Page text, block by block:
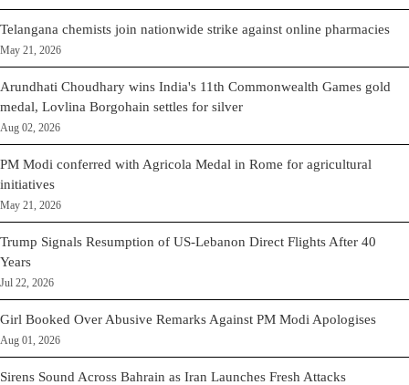
Telangana chemists join nationwide strike against online pharmacies
May 21, 2026
Arundhati Choudhary wins India's 11th Commonwealth Games gold
medal, Lovlina Borgohain settles for silver
Aug 02, 2026
PM Modi conferred with Agricola Medal in Rome for agricultural
initiatives
May 21, 2026
Trump Signals Resumption of US-Lebanon Direct Flights After 40
Years
Jul 22, 2026
Girl Booked Over Abusive Remarks Against PM Modi Apologises
Aug 01, 2026
Sirens Sound Across Bahrain as Iran Launches Fresh Attacks